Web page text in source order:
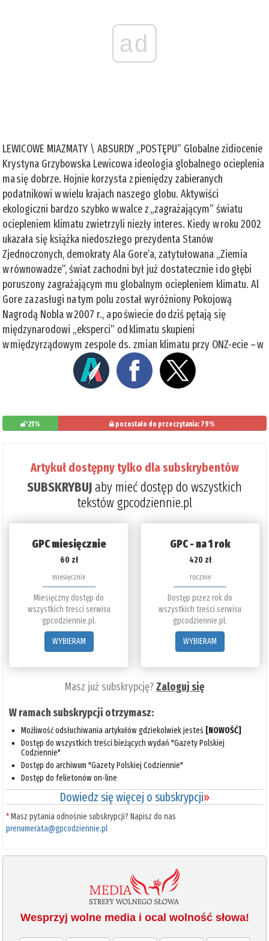
ad
LEWICOWE MIAZMATY \ ABSURDY „POSTĘPU” Globalne zidiocenie
Krystyna Grzybowska Lewicowa ideologia globalnego ocieplenia
ma się dobrze. Hojnie korzysta z pieniędzy zabieranych
podatnikowi w wielu krajach naszego globu. Aktywiści
ekologiczni bardzo szybko w walce z „zagrażającym” światu
ociepleniem klimatu zwietrzyli niezły interes. Kiedy w roku 2002
ukazała się książka niedoszłego prezydenta Stanów
Zjednoczonych, demokraty Ala Gore’a, zatytułowana „Ziemia
w równowadze”, świat zachodni był już dostatecznie i do głębi
poruszony zagrażającym mu globalnym ociepleniem klimatu. Al
Gore za zasługi na tym polu został wyróżniony Pokojową
Nagrodą Nobla w 2007 r., a po świecie do dziś pętają się
międzynarodowi „eksperci” od klimatu skupieni
w międzyrządowym zespole ds. zmian klimatu przy ONZ-ecie – w
21% pozostało do przeczytania: 79%
Artykuł dostępny tylko dla subskrybentów
SUBSKRYBUJaby mieć dostęp do wszystkich
tekstów gpcodziennie.pl
GPC miesięcznie
60 zł
miesięcznie
Miesięczny dostęp do
wszystkich treści serwisu
gpcodziennie.pl.
WYBIERAM
GPC - na 1 rok
420 zł
rocznie
Dostęp przez rok do
wszystkich treści serwisu
gpcodziennie.pl.
WYBIERAM
Masz już subskrypcję?Zaloguj się
W ramach subskrypcji otrzymasz:
Możliwość odsłuchiwania artykułów gdziekolwiek jesteś [NOWOŚĆ]
Dostęp do wszystkich treści bieżących wydań "Gazety Polskiej
Codziennie"
Dostęp do archiwum "Gazety Polskiej Codziennie"
Dostęp do felietonów on-line
Dowiedz się więcej o subskrypcji»
*Masz pytania odnośnie subskrypcji? Napisz do nas
prenumerata@gpcodziennie.pl
Wesprzyj wolne media i ocal wolność słowa!